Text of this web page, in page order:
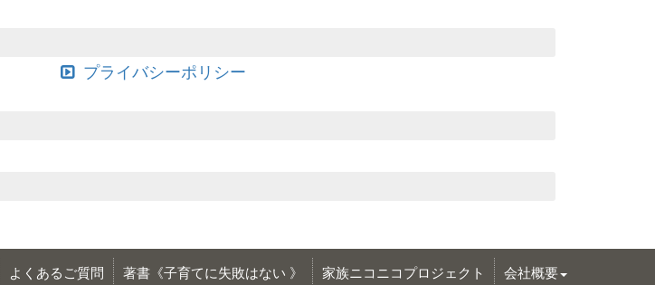
プライバシーポリシー
よくあるご質問 著書《子育てに失敗はない 》 家族ニコニコプロジェクト 会社概要